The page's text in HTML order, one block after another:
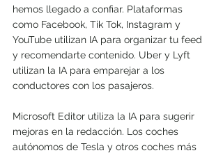
hemos llegado a confiar. Plataformas
como Facebook, Tik Tok, Instagram y
YouTube utilizan IA para organizar tu feed
y recomendarte contenido. Uber y Lyft
utilizan la IA para emparejar a los
conductores con los pasajeros.
Microsoft Editor utiliza la IA para sugerir
mejoras en la redacción. Los coches
autónomos de Tesla y otros coches más